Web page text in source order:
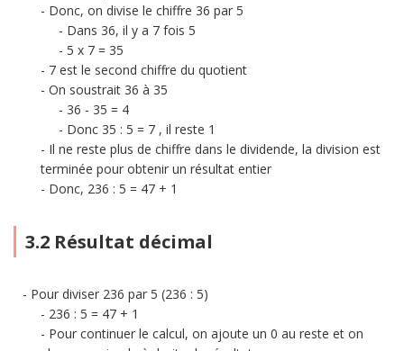
Donc, on divise le chiffre 36 par 5
Dans 36, il y a 7 fois 5
5 x 7 = 35
7 est le second chiffre du quotient
On soustrait 36 à 35
36 - 35 = 4
Donc 35 : 5 = 7 , il reste 1
Il ne reste plus de chiffre dans le dividende, la division est
terminée pour obtenir un résultat entier
Donc, 236 : 5 = 47 + 1
3.2 Résultat décimal
Pour diviser 236 par 5 (236 : 5)
236 : 5 = 47 + 1
Pour continuer le calcul, on ajoute un 0 au reste et on